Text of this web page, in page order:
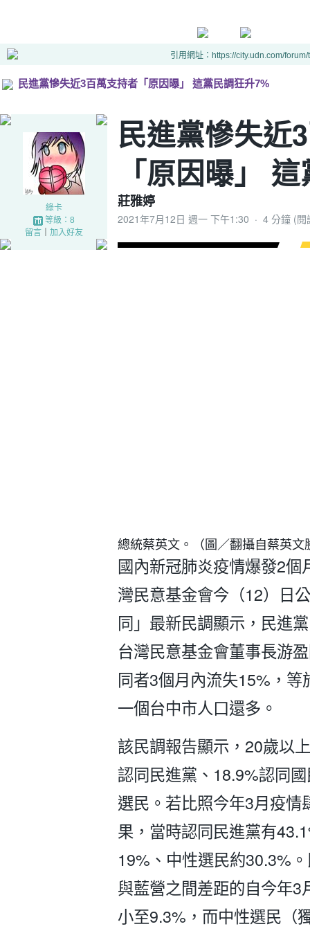
引用網址：https://city.udn.com/
民進黨慘失近3百萬支持者「原因曝」 這黨民調狂升7%
綠卡
等級：8
留言｜ 加入好友
民進黨慘失近
「原因曝」
莊雅婷
2021年7月12日 週一 下午1:30 · 4 分鐘 (閱
總統蔡英文。（圖／翻攝自蔡英文
國內新冠肺炎疫情爆發2個
灣民意基金會今（12）日
同」最新民調顯示，民進
台灣民意基金會董事長游
同者3個月內流失15%，
一個台中市人口還多。
該民調報告顯示，20歲以
認同民進黨、18.9%認同
選民。若比照今年3月疫情
果，當時認同民進黨有
19%、中性選民約30.3%
與藍營之間差距的自今年3
小至9.3%，而中性選民（